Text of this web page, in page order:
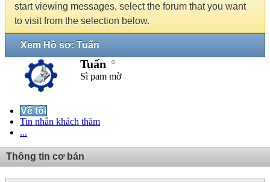
start viewing messages, select the forum that you want
to visit from the selection below.
Xem Hồ sơ: Tuấn
Tuấn
Sì pam mờ
Về tôi
Tin nhắn khách thăm
...
Thông tin cơ bản